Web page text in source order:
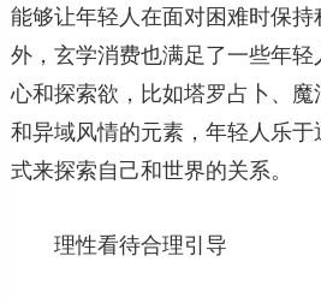
能够让年轻人在面对困难时保
外，玄学消费也满足了一些年
心和探索欲，比如塔罗占卜、
和异域风情的元素，年轻人乐
式来探索自己和世界的关系。
理性看待合理引导